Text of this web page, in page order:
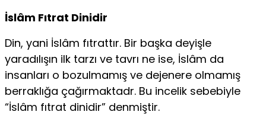
İslâm Fıtrat Dinidir
Din, yani İslâm fıtrattır. Bir başka deyişle
yaradılışın ilk tarzı ve tavrı ne ise, İslâm da
insanları o bozulmamış ve dejenere olmamış
berraklığa çağırmaktadr. Bu incelik sebebiyle
“İslâm fıtrat dinidir” denmiştir.